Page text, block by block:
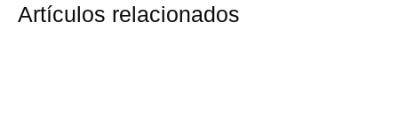
Artículos relacionados